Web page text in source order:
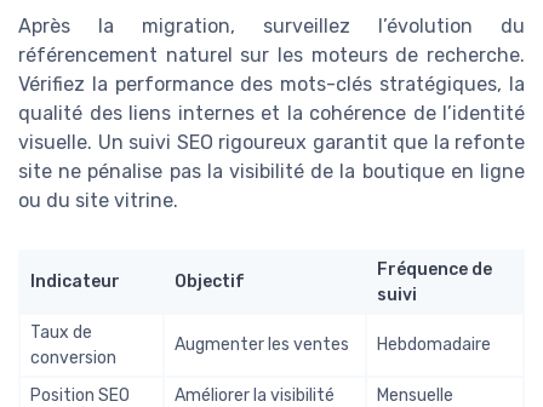
Après la migration, surveillez l’évolution du
référencement naturel sur les moteurs de recherche.
Vérifiez la performance des mots-clés stratégiques, la
qualité des liens internes et la cohérence de l’identité
visuelle. Un suivi SEO rigoureux garantit que la refonte
site ne pénalise pas la visibilité de la boutique en ligne
ou du site vitrine.
Indicateur Objectif
Fréquence de
suivi
Taux de
conversion
Augmenter les ventes Hebdomadaire
Position SEO Améliorer la visibilité Mensuelle